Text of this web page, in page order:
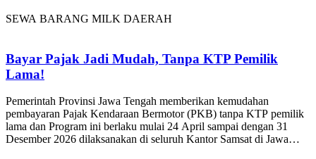
SEWA BARANG MILK DAERAH
Bayar Pajak Jadi Mudah, Tanpa KTP Pemilik
Lama!
Pemerintah Provinsi Jawa Tengah memberikan kemudahan
pembayaran Pajak Kendaraan Bermotor (PKB) tanpa KTP pemilik
lama dan Program ini berlaku mulai 24 April sampai dengan 31
Desember 2026 dilaksanakan di seluruh Kantor Samsat di Jawa